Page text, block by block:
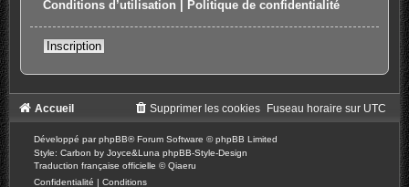
Conditions d’utilisation Politique de confidentialité
Inscription
Accueil Fuseau horaire sur UTC
Supprimer les cookies
Développé parphpBB® Forum Software © phpBB Limited
Style: Carbon by Joyce&Luna phpBB-Style-Design
Traduction française officielle ©Qiaeru
Confidentialité | Conditions